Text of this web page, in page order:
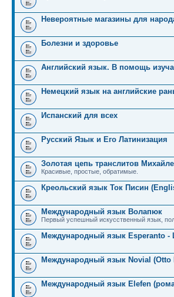
Невероятные магазины для
Болезни и здоровье
Английский язык. В помощь
Немецкий язык на английские
Испанский для всех
Русский Язык и Его Латинизация
Золотая цепь транслитов
Красивые, простые, обратимые.
Креольский язык Ток Писин
Международный язык Волапюк
Первый успешный искусственный язык,
Международный язык Esperanto -
Международный язык Novial (Otto
Международный язык Elefen